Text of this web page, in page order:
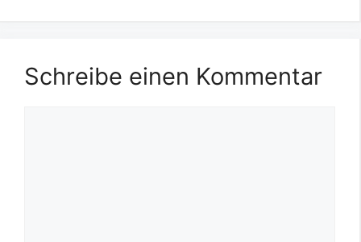
Schreibe einen Kommentar